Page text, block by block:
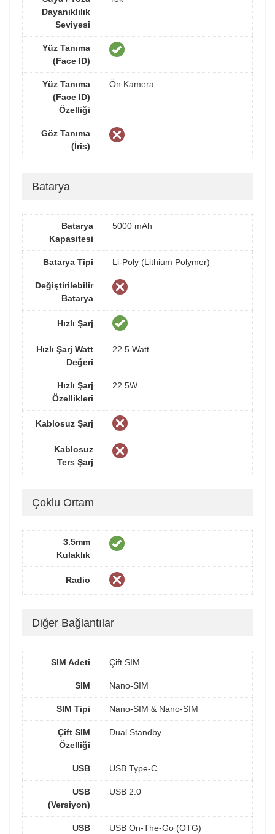
Dayanıklılık
Seviyesi
Yüz Tanıma
(Face ID)
Yüz Tanıma
(Face ID)
Özelliği
Ön Kamera
Göz Tanıma
(İris)
Batarya
Batarya
Kapasitesi
5000 mAh
Batarya Tipi Li-Poly (Lithium Polymer)
Değiştirilebilir
Batarya
Hızlı Şarj
Hızlı Şarj Watt
Değeri
22.5 Watt
Hızlı Şarj
Özellikleri
22.5W
Kablosuz Şarj
Kablosuz
Ters Şarj
Çoklu Ortam
3.5mm
Kulaklık
Radio
Diğer Bağlantılar
SIM Adeti Çift SIM
SIM Nano-SIM
SIM Tipi Nano-SIM & Nano-SIM
Çift SIM
Özelliği
Dual Standby
USB USB Type-C
USB
(Versiyon)
USB 2.0
USB
USB On-The-Go (OTG)